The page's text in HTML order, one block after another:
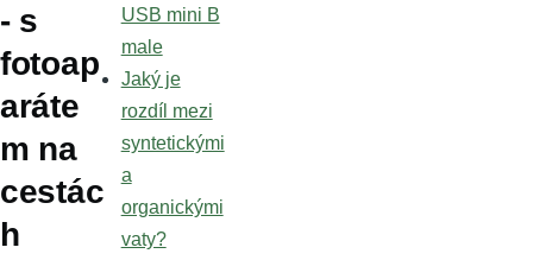
- s
fotoap
aráte
m na
cestác
h
USB mini B
male
Jaký je
rozdíl mezi
syntetickými
a
organickými
vaty?